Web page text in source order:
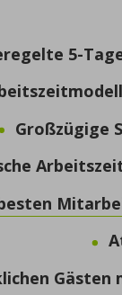
5-
Großzügige
Gästen